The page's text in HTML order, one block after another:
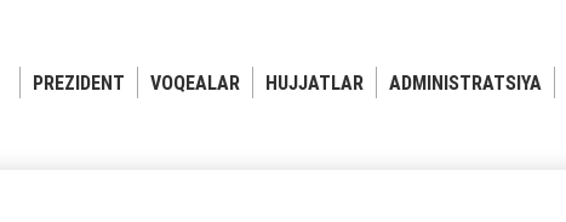
PREZIDENT VOQEALAR HUJJATLAR ADMINISTRATSIYA